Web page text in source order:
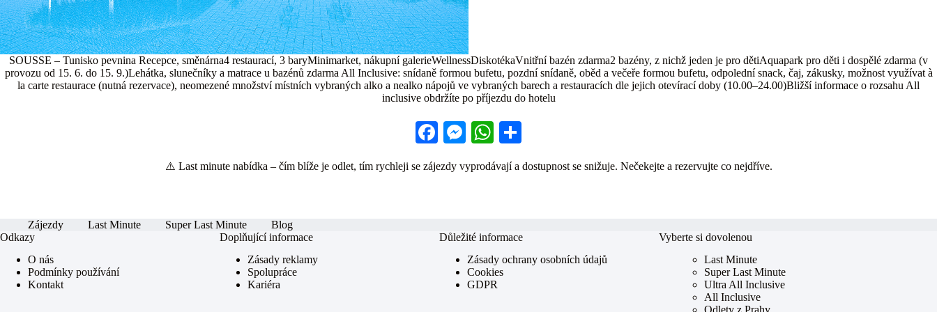
SOUSSE – Tunisko pevnina Recepce, směnárna4 restaurací, 3 baryMinimarket, nákupní galerieWellnessDiskotékaVnitřní bazén zdarma2 bazény, z nichž jeden je pro dětiAquapark pro děti i dospělé zdarma (v
provozu od 15. 6. do 15. 9.)Lehátka, slunečníky a matrace u bazénů zdarma All Inclusive: snídaně formou bufetu, pozdní snídaně, oběd a večeře formou bufetu, odpolední snack, čaj, zákusky, možnost využívat à
la carte restaurace (nutná rezervace), neomezené množství místních vybraných alko a nealko nápojů ve vybraných barech a restauracích dle jejich otevírací doby (10.00–24.00)Bližší informace o rozsahu All
inclusive obdržíte po příjezdu do hotelu
Fa
bo
M
se
W
ts re
⚠️ Last minute nabídka – čím blíže je odlet, tím rychleji se zájezdy vyprodávají a dostupnost se snižuje. Nečekejte a rezervujte co nejdříve.
Zájezdy Last Minute Super Last Minute
Blog
Odkazy
O nás
Podmínky používání
Kontakt
Doplňující informace
Zásady reklamy
Spolupráce
Kariéra
Důležité informace
Zásady ochrany osobních údajů
Cookies
GDPR
Vyberte si dovolenou
Last Minute
Super Last Minute
Ultra All Inclusive
All Inclusive